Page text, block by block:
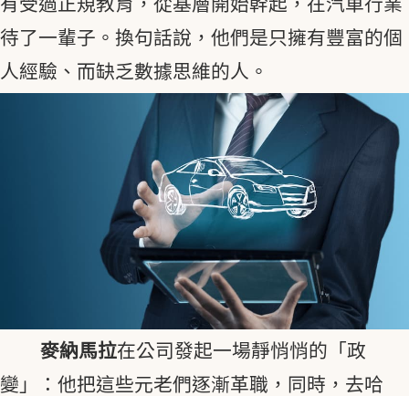
待了一輩子。換句話說，他們是只擁有豐富的個
人經驗、而缺乏數據思維的人。
麥納馬拉在公司發起一場靜悄悄的「政
變」：他把這些元老們逐漸革職，同時，去哈